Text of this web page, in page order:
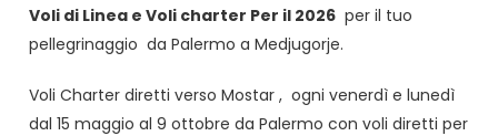
Voli di Linea e Voli charter Per il 2026 per il tuo
pellegrinaggio da Palermo a Medjugorje.
Voli Charter diretti verso Mostar , ogni venerdì e lunedì
dal 15 maggio al 9 ottobre da Palermo con voli diretti per